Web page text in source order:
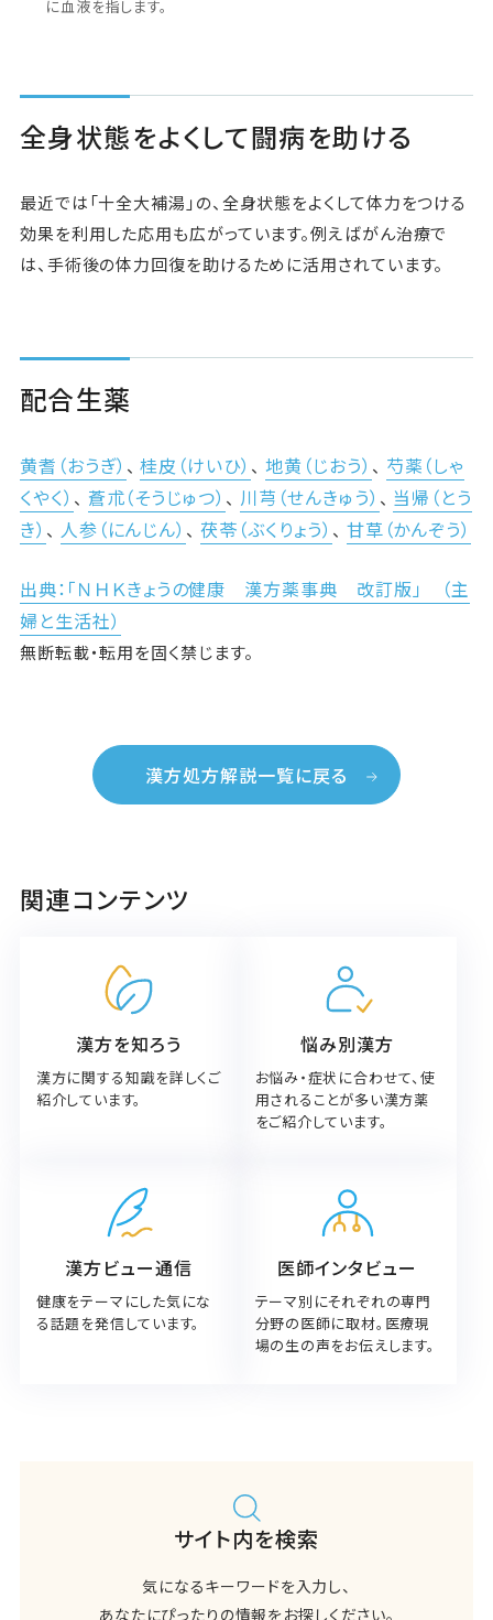
に血液を指します。
全身状態をよくして闘病を助ける
最近では「十全大補湯」の、全身状態をよくして体力をつける
効果を利用した応用も広がっています。例えばがん治療で
は、手術後の体力回復を助けるために活用されています。
配合生薬
黄耆（おうぎ） 、桂皮（けいひ） 、 地黄（じおう） 、 芍薬（しゃ
くやく） 、 蒼朮（そうじゅつ） 、 川芎（せんきゅう） 、 当帰（とう
き） 、 人参（にんじん） 、茯苓（ぶくりょう） 、 甘草（かんぞう）
出典：「ＮＨＫきょうの健康 漢方薬事典 改訂版」 （主
婦と生活社）
無断転載・転用を固く禁じます。
漢方処方解説一覧に戻る
関連コンテンツ
漢方を知ろう
漢方に関する知識を詳しくご
紹介しています。
悩み別漢方
お悩み・症状に合わせて、使
用されることが多い漢方薬
をご紹介しています。
漢方ビュー通信
健康をテーマにした気にな
る話題を発信しています。
医師インタビュー
テーマ別にそれぞれの専門
分野の医師に取材。医療現
場の生の声をお伝えします。
サイト内を検索
気になるキーワードを入力し、
あなたにぴったりの情報をお探しください。